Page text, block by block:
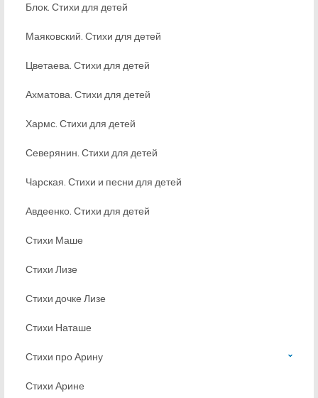
Блок. Стихи для детей
Маяковский. Стихи для детей
Цветаева. Стихи для детей
Ахматова. Стихи для детей
Хармс. Стихи для детей
Северянин. Стихи для детей
Чарская. Стихи и песни для детей
Авдеенко. Стихи для детей
Стихи Маше
Стихи Лизе
Стихи дочке Лизе
Стихи Наташе
Стихи про Арину
Стихи Арине